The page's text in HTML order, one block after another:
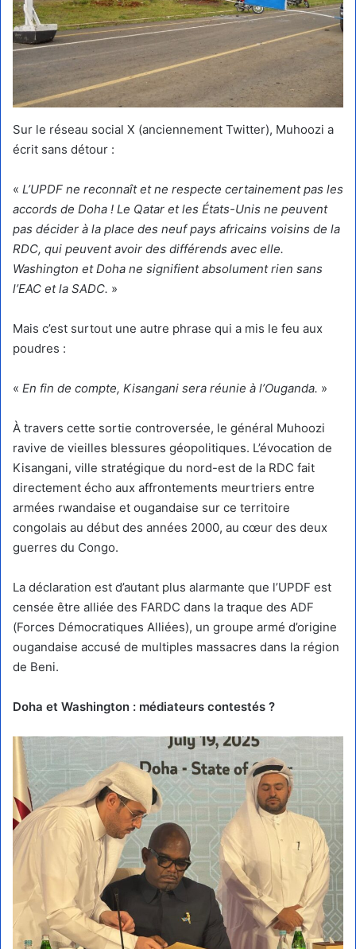
Sur le réseau social X (anciennement Twitter), Muhoozi a
écrit sans détour :
« L’UPDF ne reconnaît et ne respecte certainement pas les
accords de Doha ! Le Qatar et les États-Unis ne peuvent
pas décider à la place des neuf pays africains voisins de la
RDC, qui peuvent avoir des différends avec elle.
Washington et Doha ne signifient absolument rien sans
l’EAC et la SADC. »
Mais c’est surtout une autre phrase qui a mis le feu aux
poudres :
« En fin de compte, Kisangani sera réunie à l’Ouganda. »
À travers cette sortie controversée, le général Muhoozi
ravive de vieilles blessures géopolitiques. L’évocation de
Kisangani, ville stratégique du nord-est de la RDC fait
directement écho aux affrontements meurtriers entre
armées rwandaise et ougandaise sur ce territoire
congolais au début des années 2000, au cœur des deux
guerres du Congo.
La déclaration est d’autant plus alarmante que l’UPDF est
censée être alliée des FARDC dans la traque des ADF
(Forces Démocratiques Alliées), un groupe armé d’origine
ougandaise accusé de multiples massacres dans la région
de Beni.
Doha et Washington : médiateurs contestés ?